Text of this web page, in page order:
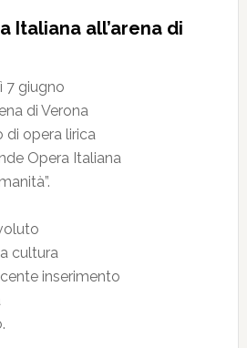
Italiana all’arena di
7 giugno
di Verona
di opera lirica
Opera Italiana
cultura
inserimento